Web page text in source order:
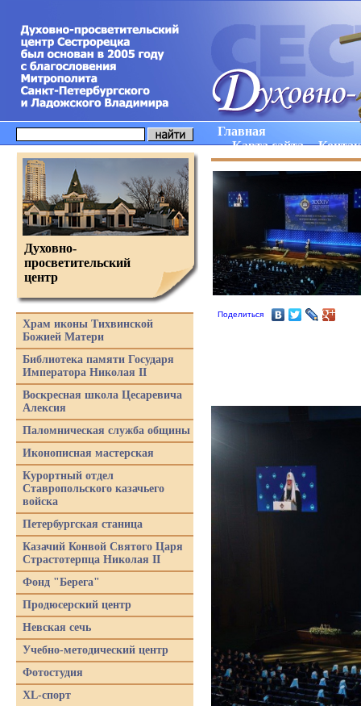
Главная
Карта сайта
Поделиться
Духовно-
просветительский
центр
Храм иконы Тихвинской
Божией Матери
Библиотека памяти Государя
Императора Николая II
Воскресная школа Цесаревича
Алексия
Паломническая служба общины
Иконописная мастерская
Курортный отдел
Ставропольского казачьего
войска
Петербургская станица
Казачий Конвой Святого Царя
Страстотерпца Николая II
Фонд "Берега"
Продюсерский центр
Невская сечь
Учебно-методический центр
Фотостудия
XL-спорт